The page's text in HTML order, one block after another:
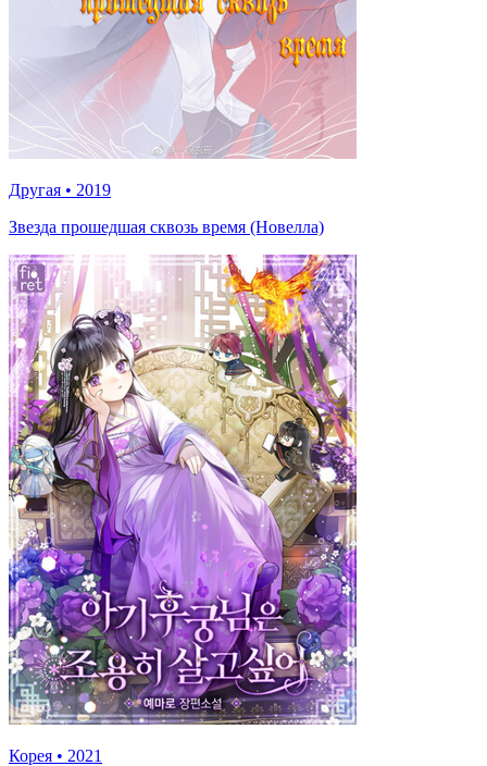
Другая • 2019
Звезда прошедшая сквозь время (Новелла)
Корея • 2021